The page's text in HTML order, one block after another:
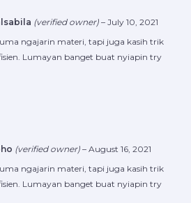
(verified owner) – July 10, 2021
ngajarin materi, tapi juga kasih trik
Lumayan banget buat nyiapin try
(verified owner) – August 16, 2021
ngajarin materi, tapi juga kasih trik
Lumayan banget buat nyiapin try